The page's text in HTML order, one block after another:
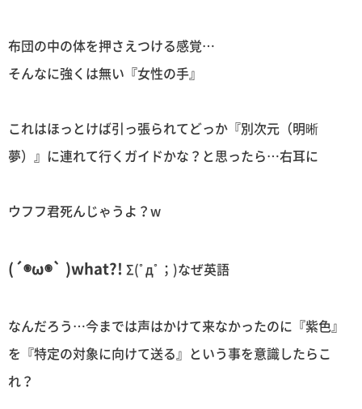
布団の中の体を押さえつける感覚…
そんなに強くは無い『女性の手』
これはほっとけば引っ張られてどっか『別次元（明晰
夢）』に連れて行くガイドかな？と思ったら…右耳に
ウフフ君死んじゃうよ？w
(´◉ω◉` )what?! Σ(ﾟдﾟ；)なぜ英語
なんだろう…今までは声はかけて来なかったのに『紫色』
を『特定の対象に向けて送る』という事を意識したらこ
れ？